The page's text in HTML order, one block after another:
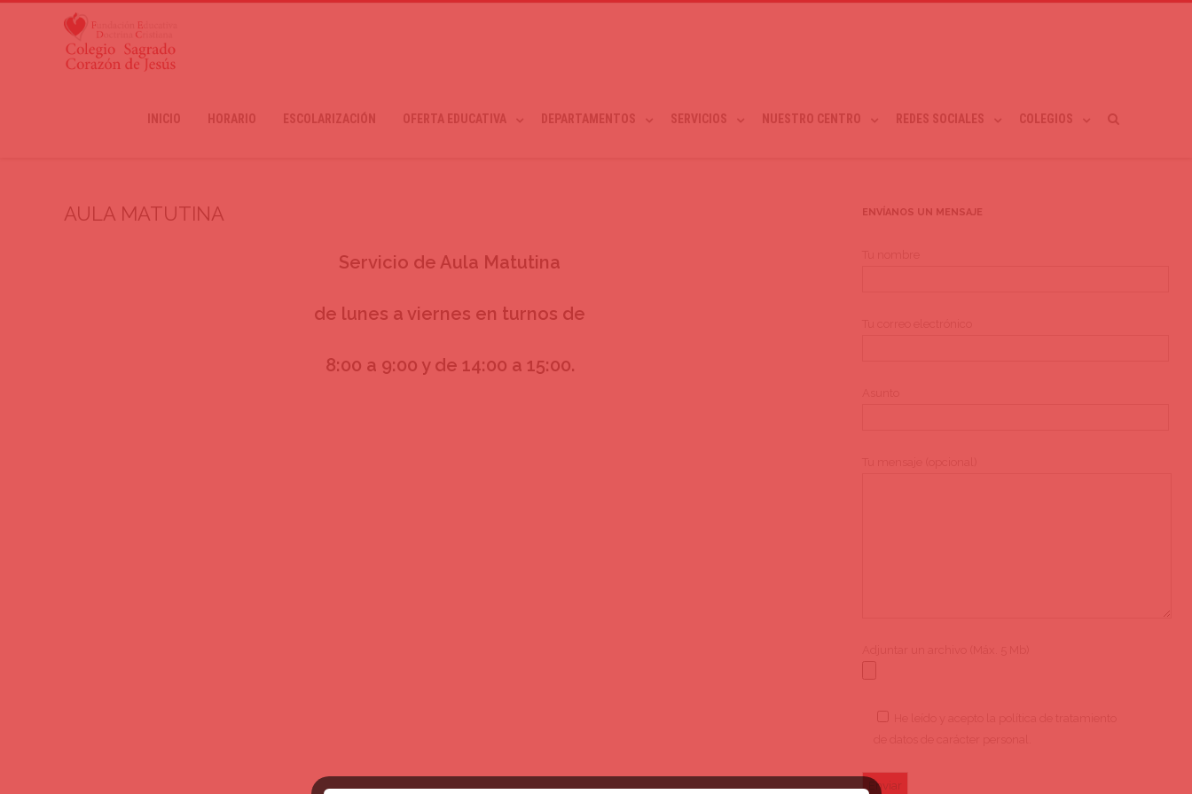
INICIO HORARIO ESCOLARIZACIÓN OFERTA EDUCATIVA DEPARTAMENTOS SERVICIOS NUESTRO CENTRO REDES SOCIALES COLEGIOS
AULA MATUTINA
Servicio de Aula Matutina
de lunes a viernes en turnos de
8:00 a 9:00 y de 14:00 a 15:00.
ENVÍANOS UN MENSAJE